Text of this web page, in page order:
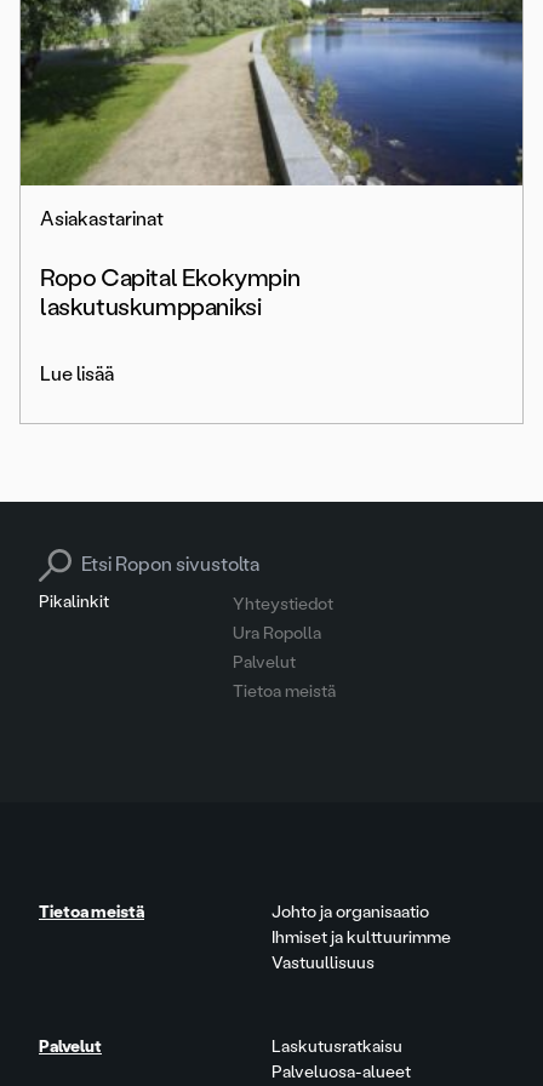
Asiakastarinat
Ropo Capital Ekokympin
laskutuskumppaniksi
Lue lisää
Pikalinkit
Yhteystiedot
Ura Ropolla
Palvelut
Tietoa meistä
Search for:
Tietoa meistä
Johto ja organisaatio
Ihmiset ja kulttuurimme
Vastuullisuus
Palvelut
Laskutusratkaisu
Palveluosa-alueet